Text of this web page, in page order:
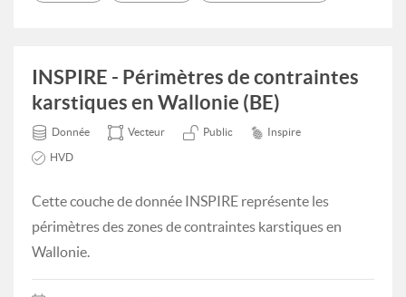
INSPIRE - Périmètres de contraintes
karstiques en Wallonie (BE)
Donnée Vecteur Public Inspire
HVD
Cette couche de donnée INSPIRE représente les
périmètres des zones de contraintes karstiques en
Wallonie.